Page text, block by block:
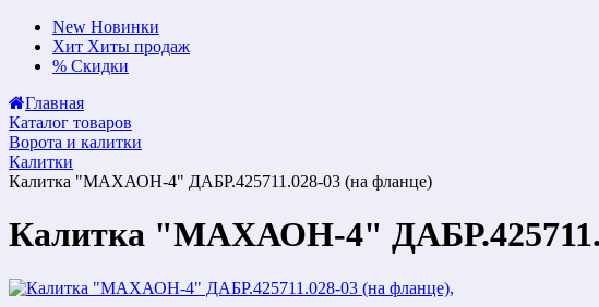
New Новинки
Хит Хиты продаж
% Скидки
Главная
Каталог товаров
Ворота и калитки
Калитки
Калитка "МАХАОН-4" ДАБР.425711.028-03 (на фланце)
Калитка "МАХАОН-4"